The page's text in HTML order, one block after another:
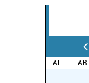
AL. AR.